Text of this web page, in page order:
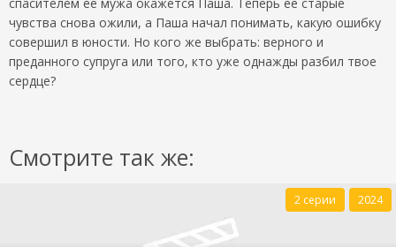
чувства снова ожили, а Паша начал понимать, какую ошибку
совершил в юности. Но кого же выбрать: верного и
преданного супруга или того, кто уже однажды разбил твое
сердце?
Смотрите так же:
2 серии 2024